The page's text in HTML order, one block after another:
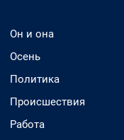
Он и она
Осень
Политика
Происшествия
Работа